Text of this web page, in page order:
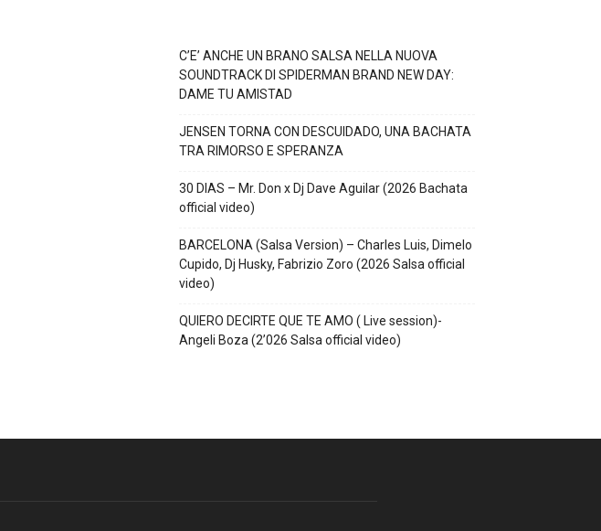
C’E’ ANCHE UN BRANO SALSA NELLA NUOVA
SOUNDTRACK DI SPIDERMAN BRAND NEW DAY:
DAME TU AMISTAD
JENSEN TORNA CON DESCUIDADO, UNA BACHATA
TRA RIMORSO E SPERANZA
30 DIAS – Mr. Don x Dj Dave Aguilar (2026 Bachata
official video)
BARCELONA (Salsa Version) – Charles Luis, Dimelo
Cupido, Dj Husky, Fabrizio Zoro (2026 Salsa official
video)
QUIERO DECIRTE QUE TE AMO ( Live session)-
Angeli Boza (2’026 Salsa official video)